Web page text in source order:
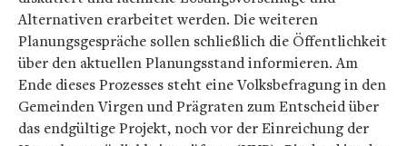
Alternativen erarbeitet werden. Die weiteren
Planungsgespräche sollen schließlich die Öffentlichkeit
über den aktuellen Planungsstand informieren. Am
Ende dieses Prozesses steht eine Volksbefragung in den
Gemeinden Virgen und Prägraten zum Entscheid über
das endgültige Projekt, noch vor der Einreichung der